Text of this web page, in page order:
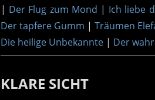
| Der Flug zum Mond | Ich liebe
Der tapfere Gumm | Träumen
Die heilige Unbekannte | Der
KLARE SICHT